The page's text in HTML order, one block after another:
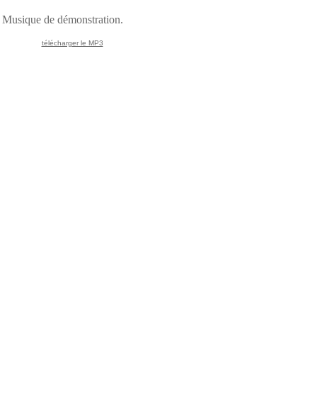
Musique de démonstration.
télécharger le MP3